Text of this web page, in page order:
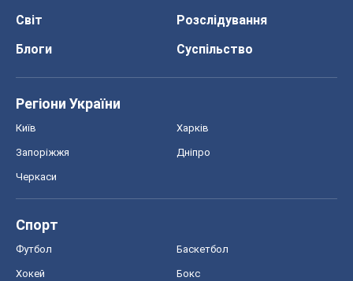
Світ
Розслідування
Блоги
Суспільство
Регіони України
Київ Харків
Запоріжжя Дніпро
Черкаси
Спорт
Футбол Баскетбол
Хокей Бокс